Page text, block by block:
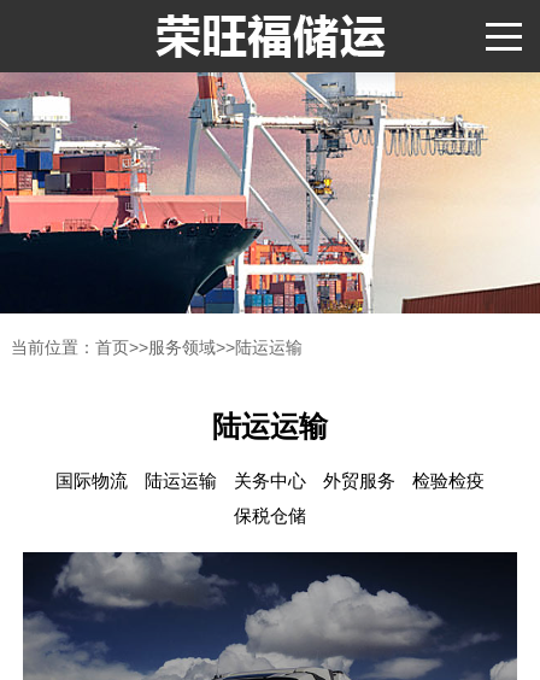
当前位置： 首页>>服务领域>>陆运运输
陆运运输
国际物流 陆运运输 关务中心 外贸服务
检验检疫
保税仓储